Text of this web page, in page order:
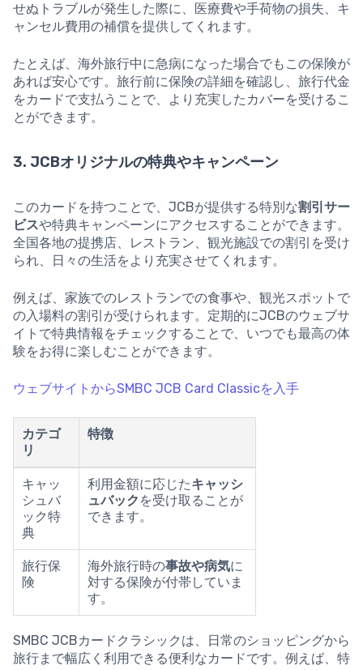
せぬトラブルが発生した際に、医療費や手荷物の損失、キ
ャンセル費用の補償を提供してくれます。
たとえば、海外旅行中に急病になった場合でもこの保険が
あれば安心です。旅行前に保険の詳細を確認し、旅行代金
をカードで支払うことで、より充実したカバーを受けるこ
とができます。
3. JCBオリジナルの特典やキャンペーン
このカードを持つことで、JCBが提供する特別な割引サー
ビスや特典キャンペーンにアクセスすることができます。
全国各地の提携店、レストラン、観光施設での割引を受け
られ、日々の生活をより充実させてくれます。
例えば、家族でのレストランでの食事や、観光スポットで
の入場料の割引が受けられます。定期的にJCBのウェブサ
イトで特典情報をチェックすることで、いつでも最高の体
験をお得に楽しむことができます。
ウェブサイトからSMBC JCB Card Classicを入手
カテゴ
リ
特徴
キャッ
シュバ
ック特
典
利用金額に応じたキャッシ
ュバック を受け取ることが
できます。
旅行保
険
海外旅行時の事故や病気に
対する保険が付帯していま
す。
SMBC JCBカードクラシックは、日常のショッピングから
旅行まで幅広く利用できる便利なカードです。例えば、特